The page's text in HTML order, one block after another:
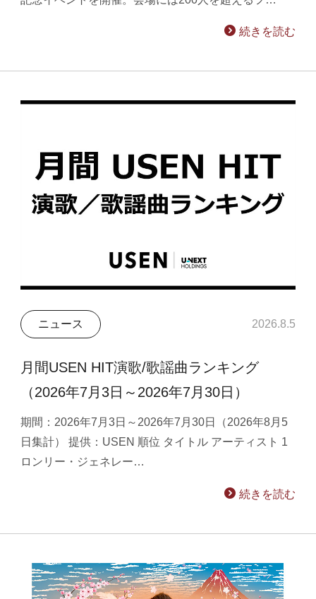
続きを読む
ニュース 2026.8.5
月間USEN HIT演歌/歌謡曲ランキング
（2026年7月3日～2026年7月30日）
期間：2026年7月3日～2026年7月30日（2026年8月5
日集計） 提供：USEN 順位 タイトル アーティスト 1
ロンリー・ジェネレー…
続きを読む